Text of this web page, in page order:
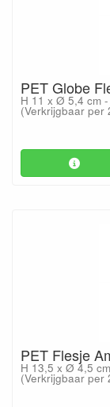
PET Globe
H 11 x Ø 5,4 cm
(Verkrijgbaar per
PET Flesje
H 13,5 x Ø 4,5
(Verkrijgbaar per